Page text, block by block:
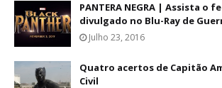
PANTERA NEGRA | Assista o
divulgado no Blu-Ray de
Julho 23, 2016
Quatro acertos de Capitão
Civil